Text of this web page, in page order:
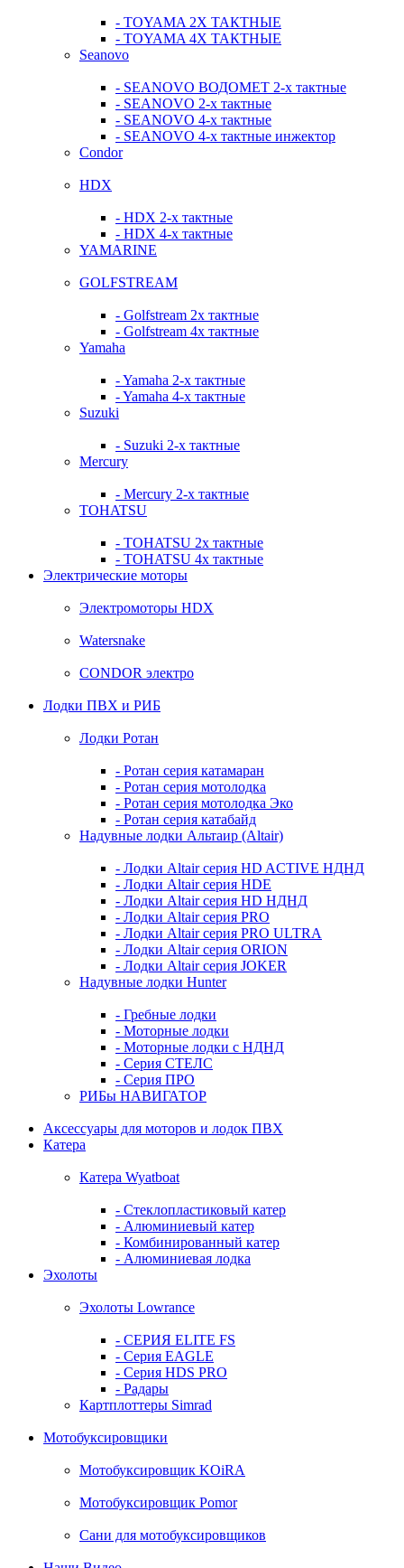
- TOYAMA 2Х ТАКТНЫЕ
- TOYAMA 4Х ТАКТНЫЕ
Seanovo
- SEANOVO ВОДОМЕТ 2-х тактные
- SEANOVO 2-х тактные
- SEANOVO 4-х тактные
- SEANOVO 4-х тактные инжектор
Condor
HDX
- HDX 2-х тактные
- HDX 4-х тактные
YAMARINE
GOLFSTREAM
- Golfstream 2х тактные
- Golfstream 4х тактные
Yamaha
- Yamaha 2-х тактные
- Yamaha 4-х тактные
Suzuki
- Suzuki 2-х тактные
Mercury
- Mercury 2-х тактные
TOHATSU
- TOHATSU 2х тактные
- TOHATSU 4х тактные
Электрические моторы
Электромоторы HDX
Watersnake
CONDOR электро
Лодки ПВХ и РИБ
Лодки Ротан
- Ротан серия катамаран
- Ротан серия мотолодка
- Ротан серия мотолодка Эко
- Ротан серия катабайд
Надувные лодки Альтаир (Altair)
- Лодки Altair серия HD ACTIVE НДНД
- Лодки Altair серия HDE
- Лодки Altair серия HD НДНД
- Лодки Altair серия PRO
- Лодки Altair серия PRO ULTRA
- Лодки Altair серия ORION
- Лодки Altair серия JOKER
Надувные лодки Hunter
- Гребные лодки
- Моторные лодки
- Моторные лодки с НДНД
- Серия СТЕЛС
- Серия ПРО
РИБы НАВИГАТОР
Аксессуары для моторов и лодок ПВХ
Катера
Катера Wyatboat
- Cтеклопластиковый катер
- Алюминиевый катер
- Комбинированный катер
- Алюминиевая лодка
Эхолоты
Эхолоты Lowrance
- СЕРИЯ ELITE FS
- Серия EAGLE
- Серия HDS PRO
- Радары
Картплоттеры Simrad
Мотобуксировщики
Мотобуксировщик KOiRA
Мотобуксировщик Pomor
Сани для мотобуксировщиков